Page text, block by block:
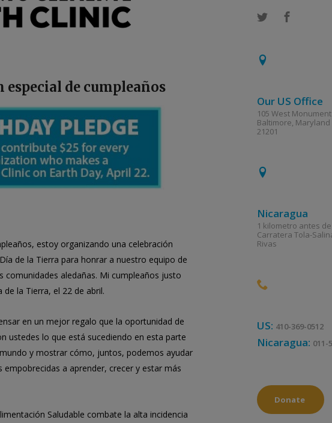
de cumpleaños
estoy organizando una celebración
de la Tierra para honrar a nuestro equipo de
comunidades aledañas. Mi cumpleaños justo
de la Tierra, el 22 de abril.
en un mejor regalo que la oportunidad de
ustedes lo que está sucediendo en esta parte
y mostrar cómo, juntos, podemos ayudar
empobrecidas a aprender, crecer y estar más
Saludable combate la alta incidencia
Our US Office
105 West
Baltimore, Maryland
21201
Nicaragua
1 kilometro antes de
Carratera Tola-
Rivas
US: 410-369-0512
Nicaragua: 011-
Donate